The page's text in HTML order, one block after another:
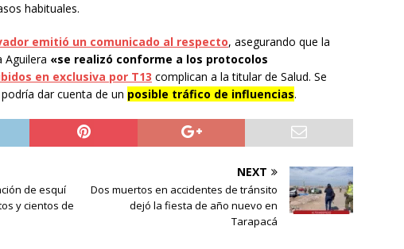
habituales.
emitió un comunicado al respecto, asegurando que la
Aguilera «se realizó conforme a los protocolos
en exclusiva por T13 complican a la titular de Salud. Se
dar cuenta de un posible tráfico de influencias.
de esquí
y cientos de
NEXT
Dos muertos en accidentes de tránsito
dejó la fiesta de año nuevo en
Tarapacá